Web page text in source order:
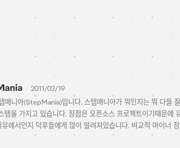
2011/02/19
매니아(StepMania)입니다. 스텝매니아가 뭐인지는 뭐 다들
을 가지고 있습니다. 장점은 오픈소스 프로젝트이기때문에
에서인지 덕후들에게 많이 알려져있습니다. 비교적 마이너